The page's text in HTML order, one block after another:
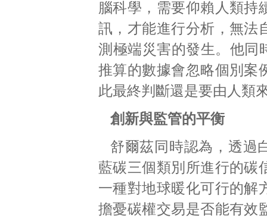
腦科學，需要仰賴人類持
訊，才能進行分析，無法
測極端災害的發生。他同
推算的數據會忽略個別案
此最終判斷還是要由人類
創新與監管的平衡
舒爾茲同時認為，透過
藍碳三個類別所進行的碳
一種對地球暖化可行的解
擔憂碳權交易是否能有效